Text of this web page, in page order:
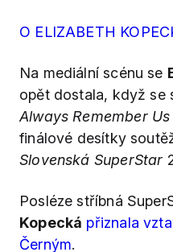
O ELIZABETH
Na mediální scénu se
opět dostala, když se
Always Remember
finálové desítky
Slovenská SuperStar
Posléze stříbná
Kopecká přiznala
Černým.